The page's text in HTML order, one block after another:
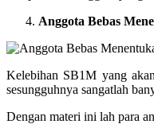
Anggota Bebas
Kelebihan SB1M yang
sesungguhnya sangatlah
Dengan materi ini lah para